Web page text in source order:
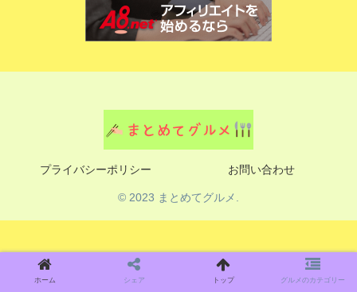
プライバシーポリシー お問い合わせ
© 2023 まとめてグルメ.
ホーム シェア トップ グルメのカテゴリー